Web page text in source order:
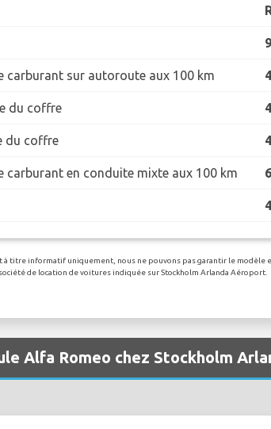
carburant sur autoroute aux 100 km
du coffre
du coffre
carburant en conduite mixte aux 100 km
à titre informatif uniquement, nous ne pouvons pas garantir le modèle
de location de voitures indiquée sur Stockholm Arlanda Aéroport.
Alfa Romeo chez Stockholm